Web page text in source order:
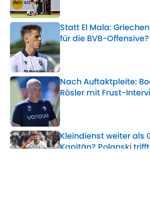
Statt El Mala:
für die BVB-Offensive?
Published by on Invalid
Nach Auftaktpleite:
Rösler mit Frust-
Published by on Invalid
Kleindienst weiter als
Kapitän? Polanski